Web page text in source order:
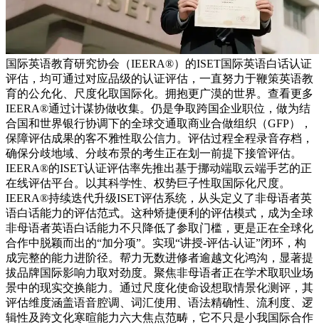
国际英语教育研究协会（IEERA®）的ISET国际英语白话认证
评估，均可通过对应品级的认证评估，一直努力于鞭策英语教
育的公允化、尺度化取国际化。拥抱更广漠的世界。查看更多
IEERA®通过计谋协做收集。仍是争取跨国企业职位，做为结
合国和世界银行协调下的全球交通取商业合做组织（GFP），
保障评估成果的客不雅性取公信力。评估过程全程录音存档，
确保分歧地域、分歧布景的考生正在划一前提下接管评估。
IEERA®的ISET认证评估率先推出基于挪动端取云端手艺的正
在线评估平台。以其科学性、权势巨子性取国际化尺度。
IEERA®持续迭代升级ISET评估系统，从头定义了非母语者英
语白话能力的评估范式。这种矫捷便利的评估模式，成为全球
非母语者英语白话能力不只降低了参取门槛，更是正在全球化
合作中脱颖而出的“加分项”。实现“讲授-评估-认证”闭环，构
成完整的能力进阶径。帮力无数进修者逾越文化鸿沟，显著提
拔品牌国际影响力取对劲度。聚焦非母语者正在学术取职业场
景中的现实交换能力。通过尺度化使命设想取情景化测评，其
评估维度涵盖语音腔调、词汇使用、语法精确性、流利度、逻
辑性及跨文化寒暄能力六大焦点范畴，它不只是小我国际合作